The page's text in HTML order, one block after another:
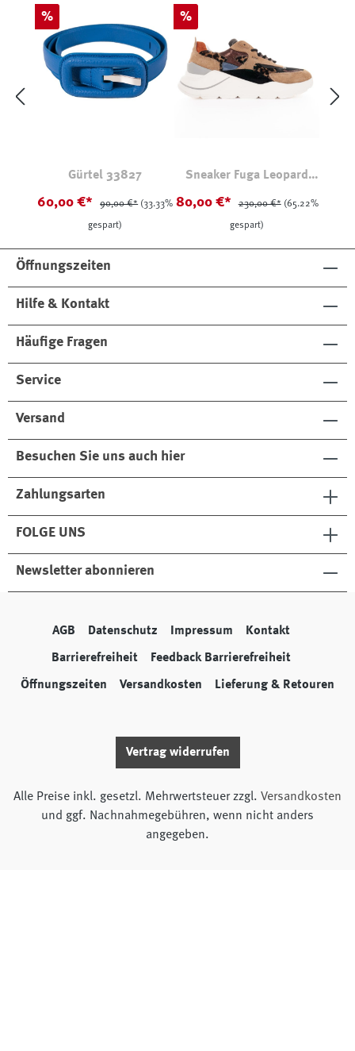
Rabatt
%
Gürtel 33827
60,00 €* 90,00 €* (33.33%
gespart)
Rabatt
%
Sneaker Fuga Leopard
80,00 €* 230,00 €* (65.22%
gespart)
Öffnungszeiten
Hilfe & Kontakt
Häufige Fragen
Service
Versand
Besuchen Sie uns auch hier
Zahlungsarten
FOLGE UNS
Newsletter abonnieren
AGB Datenschutz Impressum Kontakt
Barrierefreiheit Feedback Barrierefreiheit
Öffnungszeiten Versandkosten Lieferung & Retouren
Vertrag widerrufen
Alle Preise inkl. gesetzl. Mehrwertsteuer zzgl. Versandkosten
und ggf. Nachnahmegebühren, wenn nicht anders
angegeben.